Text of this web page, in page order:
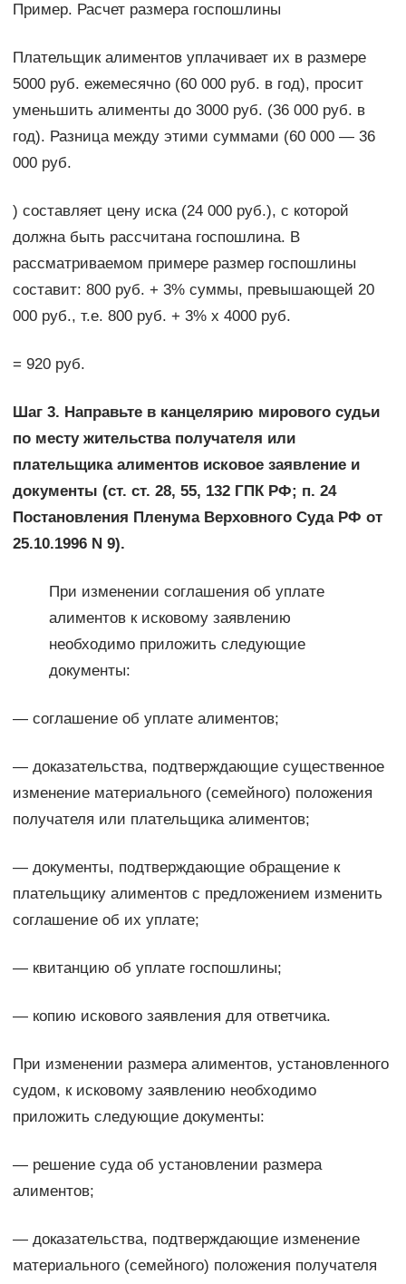
Пример. Расчет размера госпошлины
Плательщик алиментов уплачивает их в размере
5000 руб. ежемесячно (60 000 руб. в год), просит
уменьшить алименты до 3000 руб. (36 000 руб. в
год). Разница между этими суммами (60 000 — 36
000 руб.
) составляет цену иска (24 000 руб.), с которой
должна быть рассчитана госпошлина. В
рассматриваемом примере размер госпошлины
составит: 800 руб. + 3% суммы, превышающей 20
000 руб., т.е. 800 руб. + 3% x 4000 руб.
= 920 руб.
Шаг 3. Направьте в канцелярию мирового судьи
по месту жительства получателя или
плательщика алиментов исковое заявление и
документы (ст. ст. 28, 55, 132 ГПК РФ; п. 24
Постановления Пленума Верховного Суда РФ от
25.10.1996 N 9).
При изменении соглашения об уплате
алиментов к исковому заявлению
необходимо приложить следующие
документы:
— соглашение об уплате алиментов;
— доказательства, подтверждающие существенное
изменение материального (семейного) положения
получателя или плательщика алиментов;
— документы, подтверждающие обращение к
плательщику алиментов с предложением изменить
соглашение об их уплате;
— квитанцию об уплате госпошлины;
— копию искового заявления для ответчика.
При изменении размера алиментов, установленного
судом, к исковому заявлению необходимо
приложить следующие документы:
— решение суда об установлении размера
алиментов;
— доказательства, подтверждающие изменение
материального (семейного) положения получателя